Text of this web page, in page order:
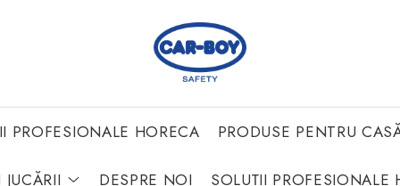
PROFESIONALE HORECA PRODUSE PENTRU
JUCĂRII DESPRE NOI SOLUȚII PROFESIONALE